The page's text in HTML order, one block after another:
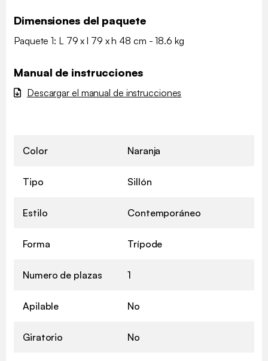
Dimensiones del paquete
Paquete 1: L 79 x l 79 x h 48 cm - 18.6 kg
Manual de instrucciones
Descargar el manual de instrucciones
Color Naranja
Tipo Sillón
Estilo Contemporáneo
Forma Trípode
Numero de plazas 1
Apilable No
Giratorio No